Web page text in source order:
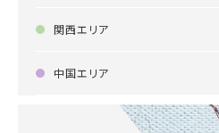
関西エリア
中国エリア